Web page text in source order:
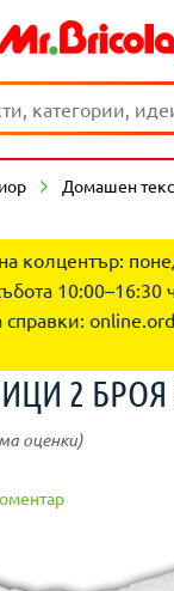
Домашен
колцентър:
10:00–16:30
2 БРОЯ
оценки)